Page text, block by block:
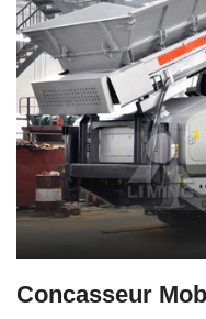
Concasseur